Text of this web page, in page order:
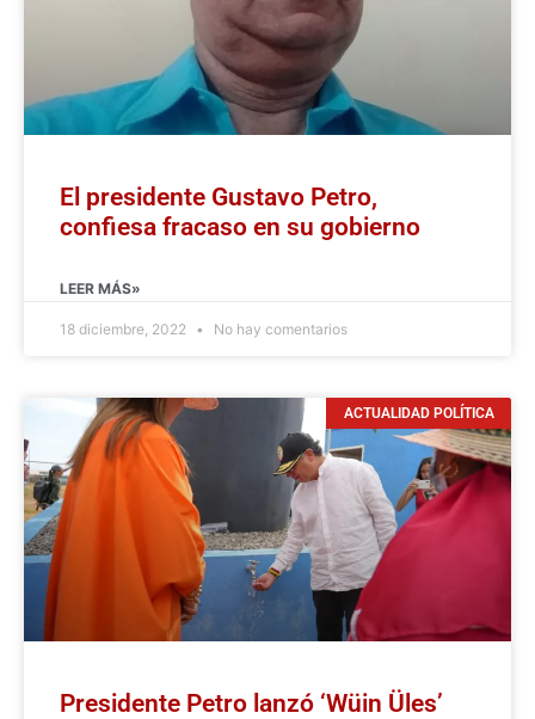
El presidente Gustavo Petro,
confiesa fracaso en su gobierno
LEER MÁS»
18 diciembre, 2022 No hay comentarios
ACTUALIDAD POLÍTICA
Presidente Petro lanzó ‘Wüin Üles’